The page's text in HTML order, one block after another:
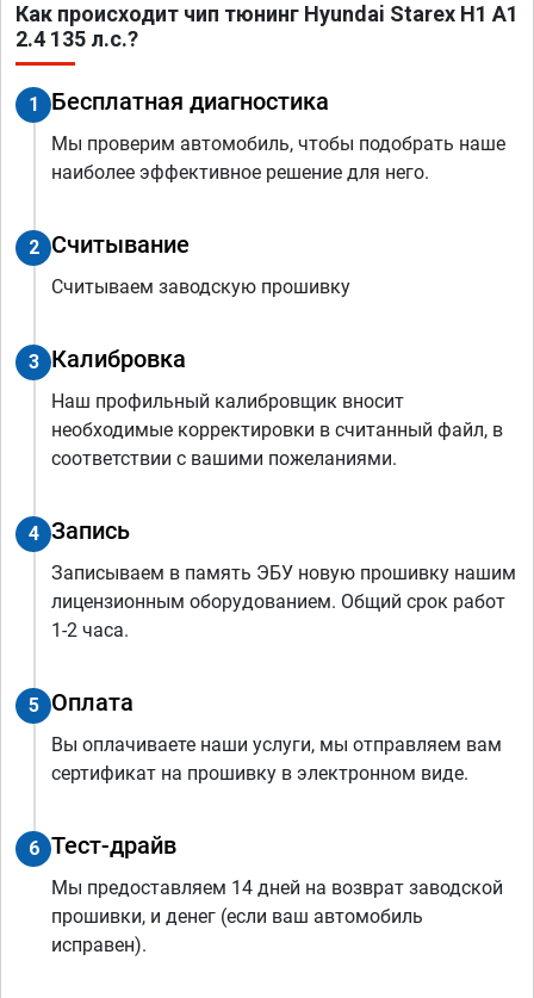
Как происходит чип тюнинг Hyundai Starex H1 A1
2.4 135 л.с.?
1 Бесплатная диагностика
Мы проверим автомобиль, чтобы подобрать наше
наиболее эффективное решение для него.
2 Считывание
Считываем заводскую прошивку
3 Калибровка
Наш профильный калибровщик вносит
необходимые корректировки в считанный файл, в
соответствии с вашими пожеланиями.
4 Запись
Записываем в память ЭБУ новую прошивку нашим
лицензионным оборудованием. Общий срок работ
1-2 часа.
5 Оплата
Вы оплачиваете наши услуги, мы отправляем вам
сертификат на прошивку в электронном виде.
6 Тест-драйв
Мы предоставляем 14 дней на возврат заводской
прошивки, и денег (если ваш автомобиль
исправен).